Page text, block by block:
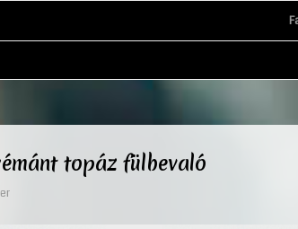
topáz fülbevaló